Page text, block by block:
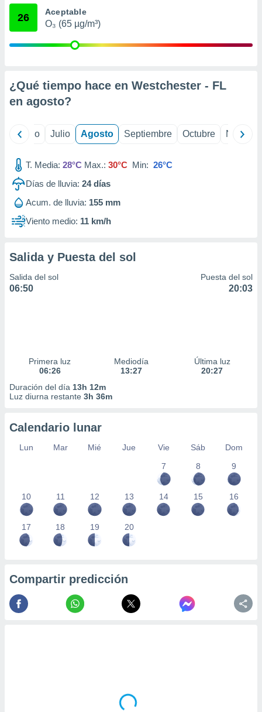
publicidad
1199
26 Aceptable
O₃ (65 µg/m³)
¿Qué tiempo hace en Westchester - FL
en agosto?
Junio Julio Agosto Septiembre Octubre
T. Media: 28°C Max.: 30°C Min: 26°C
Días de lluvia: 24días
Acum. de lluvia: 155 mm
Viento medio: 11 km/h
Salida y Puesta del sol
Salida del sol
06:50
Puesta del sol
20:03
Primera luz
06:26
Mediodía
13:27
Última luz
20:27
Duración del día 13h 12m
Luz diurna restante 3h 36m
Calendario lunar
Lun Mar Mié Jue Vie Sáb
Dom
7
8 9
10 11 12 13 14 15 16
17 18 19 20
Compartir predicción